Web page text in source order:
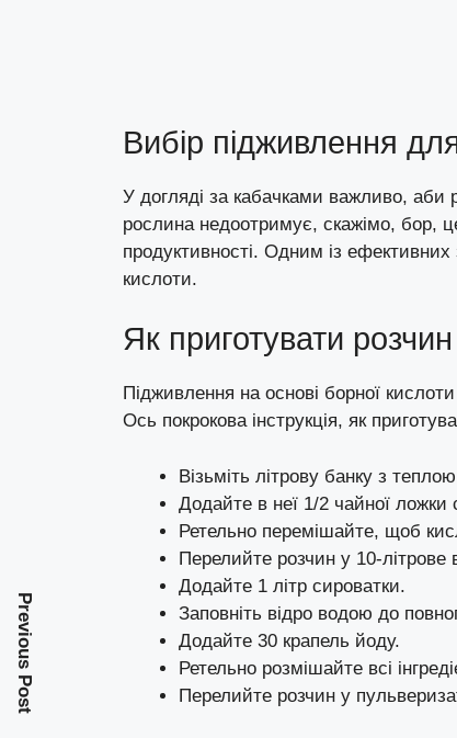
Вибір підживлення
У догляді за кабачками важливо, аби
рослина недоотримує, скажімо, бор,
продуктивності. Одним із ефективних
кислоти.
Як приготувати
Підживлення на основі борної
Ось покрокова інструкція, як
Візьміть літрову банку з
Додайте в неї 1/2 чайної ложки
Ретельно перемішайте, щоб
Перелийте розчин у 10-літрове
Додайте 1 літр сироватки.
Заповніть відро водою до
Додайте 30 крапель йоду.
Ретельно розмішайте всі
Перелийте розчин у
Previous Post